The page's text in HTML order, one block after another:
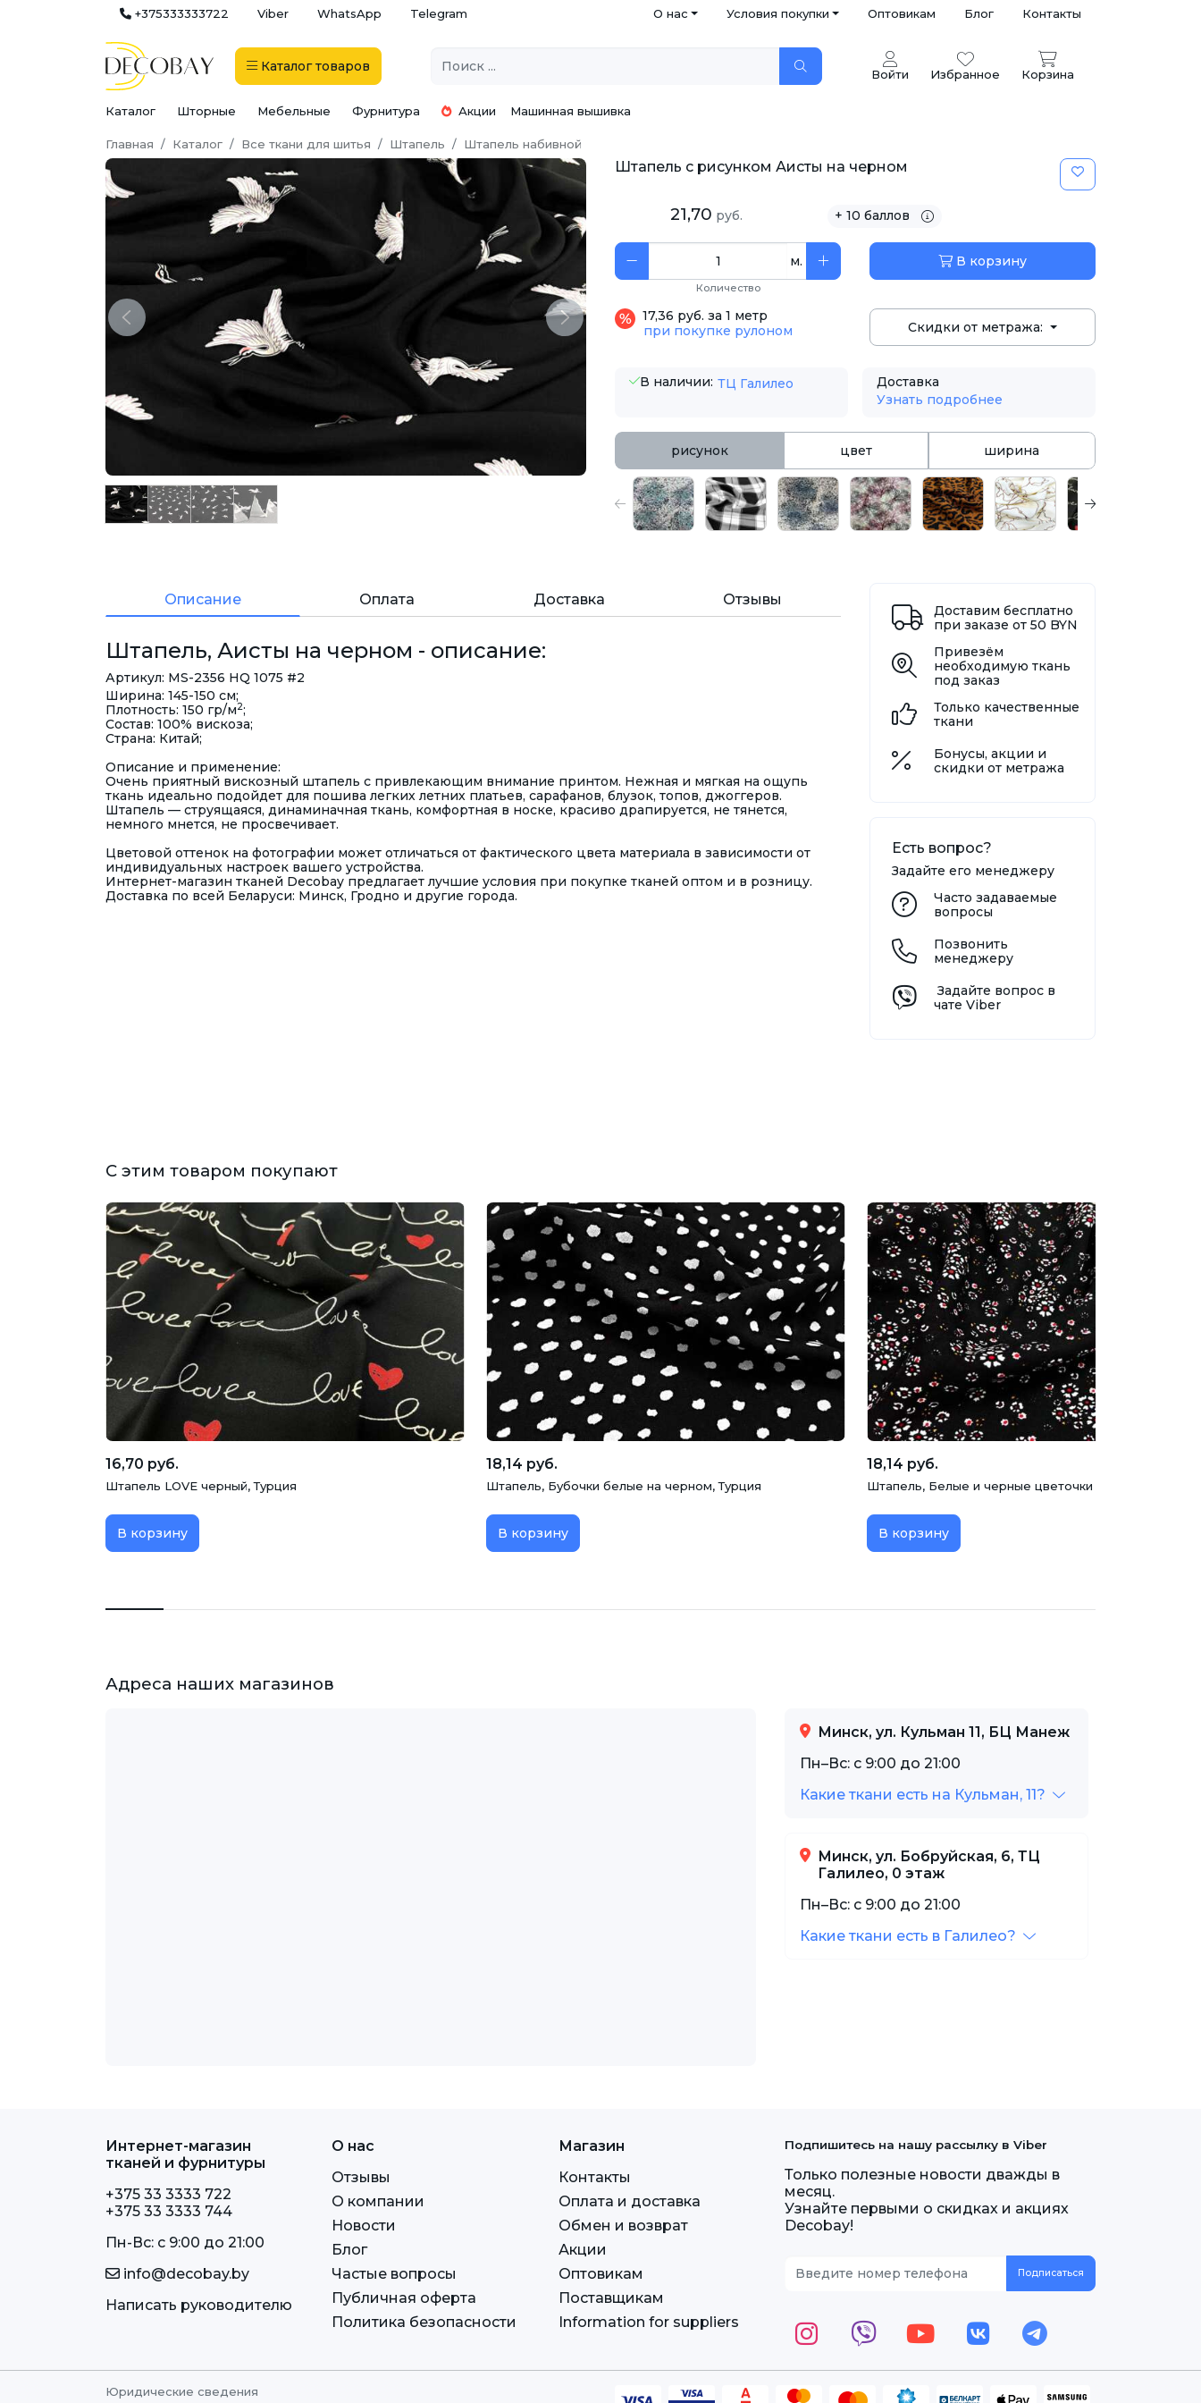
+375333333722 Viber WhatsApp Telegram О нас Условия покупки Оптовикам Блог Контакты
Каталог товаров Войти Избранное Корзина
Каталог Шторные Мебельные Фурнитура Акции Машинная вышивка
Главная Каталог Все ткани для шитья Штапель Штапель набивной
Previous Next
Штапель с рисунком Аисты на черном
21,70 руб. + 10 баллов
м.
Количество
В корзину
17,36 руб. за 1 метр
при покупке рулоном
Скидки от метража:
В наличии: ТЦ Галилео
Доставка
Узнать подробнее
рисунок цвет ширина
Описание Оплата Доставка Отзывы
Штапель, Аисты на черном - описание:
Артикул: MS-2356 HQ 1075 #2
Ширина: 145-150 см;
Плотность: 150 гр/м2;
Состав: 100% вискоза;
Страна: Китай;
Описание и применение:
Очень приятный вискозный штапель с привлекающим внимание принтом. Нежная и мягкая на ощупь
ткань идеально подойдет для пошива легких летних платьев, сарафанов, блузок, топов, джоггеров.
Штапель — струящаяся, динаминачная ткань, комфортная в носке, красиво драпируется, не тянется,
немного мнется, не просвечивает.
Цветовой оттенок на фотографии может отличаться от фактического цвета материала в зависимости от
индивидуальных настроек вашего устройства.
Интернет-магазин тканей Decobay предлагает лучшие условия при покупке тканей оптом и в розницу.
Доставка по всей Беларуси: Минск, Гродно и другие города.
Доставим бесплатно
при заказе от 50 BYN
Привезём
необходимую ткань
под заказ
Только качественные
ткани
Бонусы, акции и
скидки от метража
Есть вопрос?
Задайте его менеджеру
Часто задаваемые
вопросы
Позвонить
менеджеру
Задайте вопрос в
чате Viber
С этим товаром покупают
16,70 руб.
Штапель LOVE черный, Турция
В корзину
18,14 руб.
Штапель, Бубочки белые на черном, Турция
В корзину
18,14 руб.
Штапель, Белые и черные цветочки на черном,
В корзину
Адреса наших магазинов
Минск, ул. Кульман 11, БЦ Манеж
Пн–Вс: с 9:00 до 21:00
Какие ткани есть на Кульман, 11?
Минск, ул. Бобруйская, 6, ТЦ
Галилео, 0 этаж
Пн–Вс: с 9:00 до 21:00
Какие ткани есть в Галилео?
Интернет-магазин
тканей и фурнитуры
+375 33 3333 722
+375 33 3333 744
Пн-Вс: c 9:00 до 21:00
info@decobay.by
Написать руководителю
О нас
Отзывы
О компании
Новости
Блог
Частые вопросы
Публичная оферта
Политика безопасности
Магазин
Контакты
Оплата и доставка
Обмен и возврат
Акции
Оптовикам
Поставщикам
Information for suppliers
Подпишитесь на нашу рассылку в Viber
Только полезные новости дважды в
месяц.
Узнайте первыми о скидках и акциях
Decobay!
Юридические сведения